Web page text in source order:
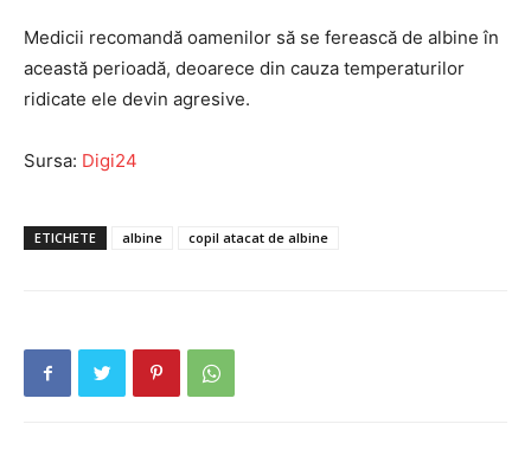
Medicii recomandă oamenilor să se ferească de albine în
această perioadă, deoarece din cauza temperaturilor
ridicate ele devin agresive.
Sursa: Digi24
ETICHETE albine copil atacat de albine